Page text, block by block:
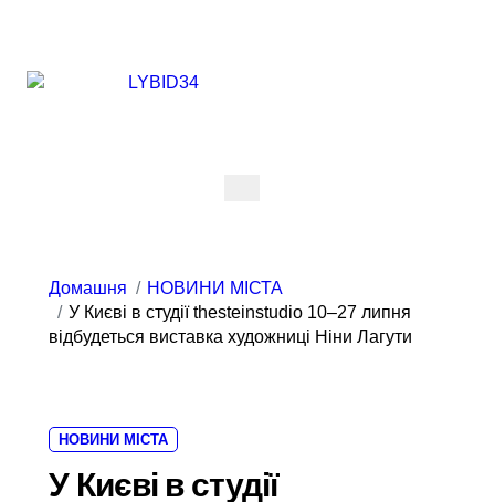
Домашня
НОВИНИ МІСТА
У Києві в студії thesteinstudio 10–27 липня
відбудеться виставка художниці Ніни Лагути
НОВИНИ МІСТА
У Києві в студії